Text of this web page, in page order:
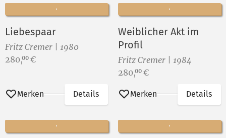
Liebespaar
Fritz Cremer | 1980
Preis:
280,00 €
Merken Details
Weiblicher Akt im
Profil
Fritz Cremer | 1984
Preis:
280,00 €
Merken Details